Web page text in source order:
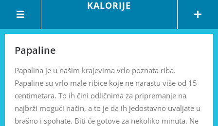
KALORIJE
Papaline
Papalina je u našim krajevima vrlo poznata riba.
Papaline su vrlo male ribice koje ne narastu više od 15
centimetara. To ih čini odličnima za pripremanje na
najbrži mogući način, a to je da ih jedostavno uvaljate u
brašno i spohate. Biti će gotove za nekoliko minuta. Ne